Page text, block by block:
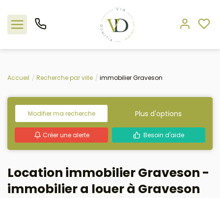
Nos offres
L'agence
Rejoindre le groupement
Estimation
Avis clients
Accueil Recherche par ville immobilier Graveson
Modifier ma recherche Plus d'options
Créer une alerte Besoin d'aide
Location immobilier Graveson -
immobilier a louer à Graveson